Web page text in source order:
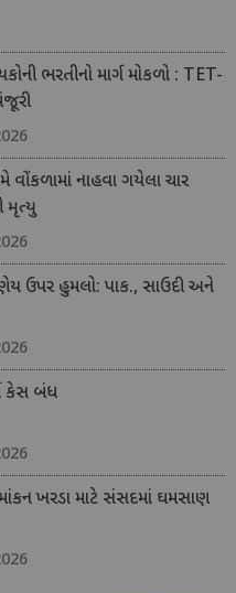
ભરતીનો માર્ગ મોકળો : TET-
વોંકળામાં નાહવા ગયેલા ચાર
મૃત્યુ
ઉપર હુમલો: પાક., સાઉદી અને
કેસ બંધ
ખરડા માટે સંસદમાં ઘમસાણ